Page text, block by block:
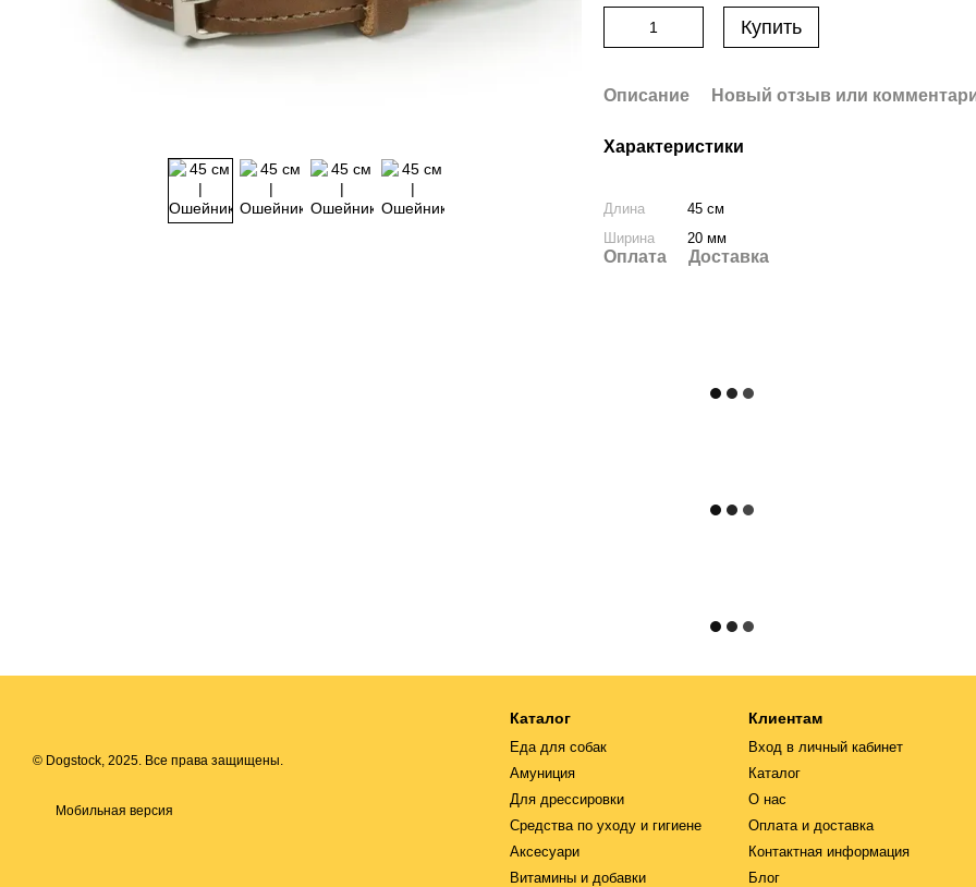
Купить
Описание Новый отзыв или
Характеристики
Длина
45 см
Ширина
20 мм
Оплата Доставка
© Dogstock, 2025. Все права защищены.
Мобильная версия
Каталог
Еда для собак
Амуниция
Для дрессировки
Средства по уходу и гигиене
Аксесуари
Витамины и добавки
Клиентам
Вход в личный кабинет
Каталог
О нас
Оплата и доставка
Контактная информация
Блог